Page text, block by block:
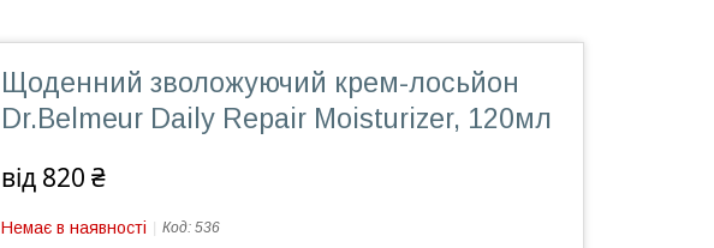
Щоденний зволожуючий крем-лосьйон
Dr.Belmeur Daily Repair Moisturizer, 120мл
від 820 ₴
Немає в наявності Код: 536